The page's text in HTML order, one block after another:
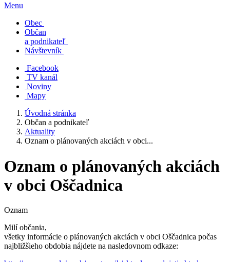
Menu
Obec
Občan
a podnikateľ
Návštevník
Facebook
TV kanál
Noviny
Mapy
Úvodná stránka
Občan a podnikateľ
Aktuality
Oznam o plánovaných akciách v obci...
Oznam o plánovaných akciách
v obci Oščadnica
Oznam
Milí občania,
všetky informácie o plánovaných akciách v obci Oščadnica počas
najbližšieho obdobia nájdete na nasledovnom odkaze: